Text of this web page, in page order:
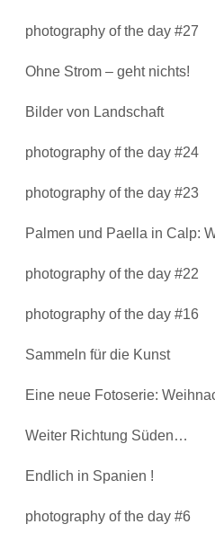
photography of the day #27
Ohne Strom – geht nichts!
Bilder von Landschaft
photography of the day #24
photography of the day #23
Palmen und Paella in Calp:
photography of the day #22
photography of the day #16
Sammeln für die Kunst
Eine neue Fotoserie:
Weiter Richtung Süden…
Endlich in Spanien !
photography of the day #6